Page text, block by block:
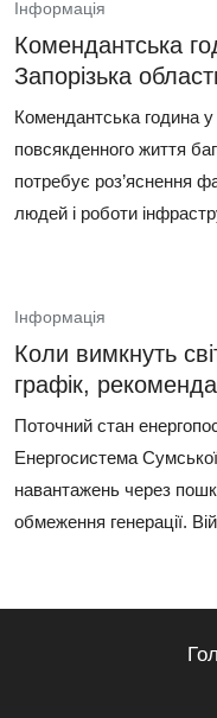
Інформація
Комендантська
Запорізька
Комендантська година
повсякденного життя
потребує роз’яснення
людей і роботи
Інформація
Коли вимкнуть
графік,
Поточний стан
Енергосистема
навантажень через
обмеження генерації.